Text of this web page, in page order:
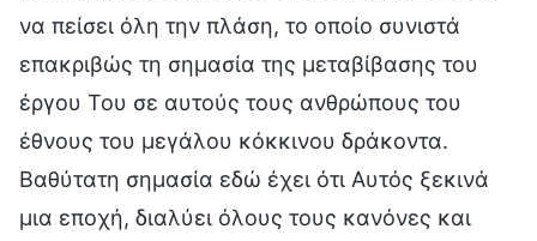
να πείσει όλη την πλάση, το οποίο συνιστά
επακριβώς τη σημασία της μεταβίβασης του
έργου Του σε αυτούς τους ανθρώπους του
έθνους του μεγάλου κόκκινου δράκοντα.
Βαθύτατη σημασία εδώ έχει ότι Αυτός ξεκινά
μια εποχή, διαλύει όλους τους κανόνες και